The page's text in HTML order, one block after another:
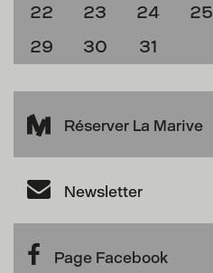
22
23 24 25
29
30 31
Réserver La Marive
Newsletter
Page Facebook